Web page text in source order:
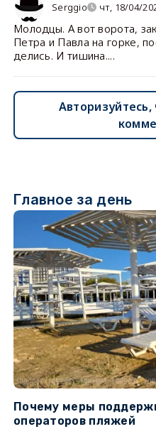
Serggio чт, 18/04/
Молодцы. А вот ворота,
Петра и Павла на горке,
делись. И тишина....
Главное за день
Почему меры
операторов пляжей